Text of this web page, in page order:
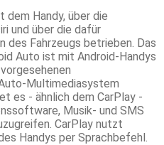
dem Handy, über die
und über die dafür
des Fahrzeugs betrieben. Das
Auto ist mit Android-Handys
Multimediasystem
es - ähnlich dem CarPlay -
Musik- und SMS
CarPlay nutzt
Handys per Sprachbefehl.